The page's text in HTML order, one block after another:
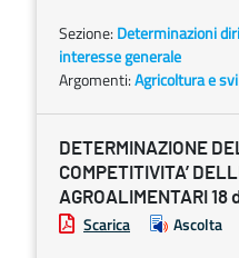
Sezione: Determinazioni
interesse generale
Argomenti:Agricoltura e
DETERMINAZIONE
COMPETITIVITA’
AGROALIMENTARI
Scarica Ascolta